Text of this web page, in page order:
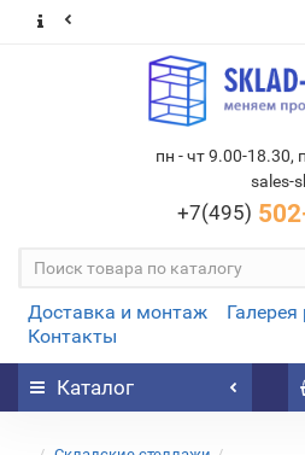
пн - чт 9.00-18.30,
sales-
+7(495)
Доставка и монтаж Галерея
Контакты
Каталог